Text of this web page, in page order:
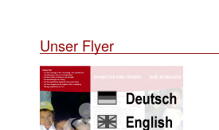
Unser Flyer